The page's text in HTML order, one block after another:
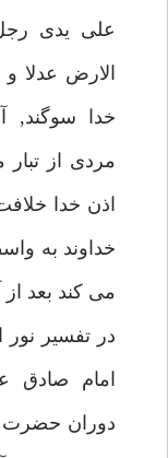
على يدى
الارض عدلا
خدا سوگند,
مردى از
اذن خدا
خداوند به
مى كند بعد
در تفسير نور
امام صادق
دوران حضرت